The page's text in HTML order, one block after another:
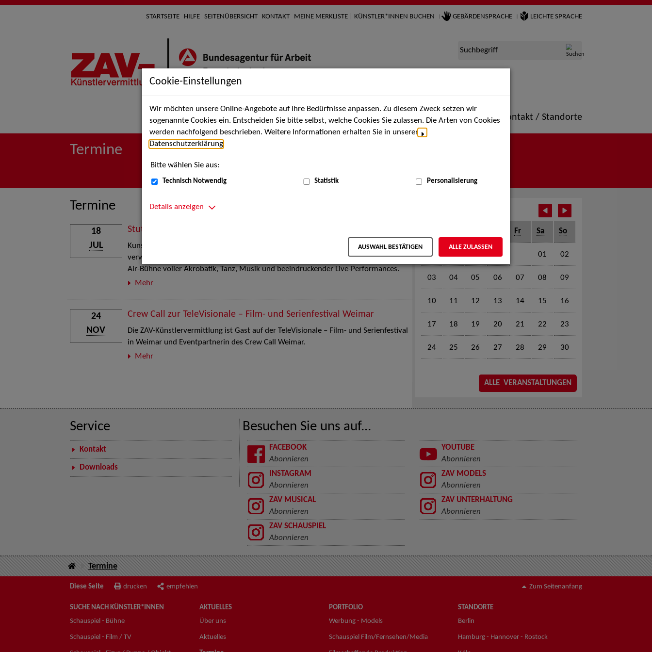
STARTSEITE HILFE SEITENÜBERSICHT KONTAKT MEINE MERKLISTE | KÜNSTLER*INNEN BUCHEN GEBÄRDENSPRACHE LEICHTE SPRACHE
Suchbegriff
Suche nach Künstler*innen Über uns Aktuelles Termine Portfolio Kontakt / Standorte
Termine
Termine
Stuttgart Street Art
Kunst, Live-Acts und Aktionen für Kinder und Familien. Die Stuttgart Street Art
verwandelt den Schlossplatz am 18. Juli 2026 von12 bis 18 Uhr in eine große Open-
Air-Bühne voller Akrobatik, Tanz, Musik und beeindruckender Live-Performances.
Mehr
18
JUL
Crew Call zur TeleVisionale – Film- und Serienfestival Weimar
Die ZAV-Künstlervermittlung ist Gast auf der TeleVisionale – Film- und Serienfestival
in Weimar und Eventpartnerin des Crew Call Weimar.
Mehr
24
NOV
Fr Sa So
01 02
03 04 05 06 07 08 09
10 11 12 13 14 15 16
17 18 19 20 21 22 23
24 25 26 27 28 29 30
ALLE VERANSTALTUNGEN
Service
Kontakt
Downloads
Besuchen Sie uns auf...
FACEBOOK
Abonnieren
YOUTUBE
Abonnieren
INSTAGRAM
Abonnieren
ZAV MODELS
Abonnieren
ZAV MUSICAL
Abonnieren
ZAV UNTERHALTUNG
Abonnieren
ZAV SCHAUSPIEL
Abonnieren
Termine
Diese Seite drucken empfehlen Zum Seitenanfang
SUCHE NACH KÜNSTLER*INNEN
Schauspiel - Bühne
Schauspiel - Film / TV
AKTUELLES
Über uns
Aktuelles
PORTFOLIO
Werbung - Models
Schauspiel Film/Fernsehen/Media
STANDORTE
Berlin
Hamburg - Hannover - Rostock
Cookie-Einstellungen
Wir möchten unsere Online-Angebote auf Ihre Bedürfnisse anpassen. Zu diesem Zweck setzen wir
sogenannte Cookies ein. Entscheiden Sie bitte selbst, welche Cookies Sie zulassen. Die Arten von Cookies
werden nachfolgend beschrieben. Weitere Informationen erhalten Sie in unserer
Datenschutzerklärung
Bitte wählen Sie aus:
Technisch Notwendig Statistik Personalisierung
Details anzeigen
AUSWAHL BESTÄTIGEN ALLE ZULASSEN